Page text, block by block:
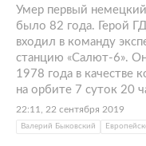
Умер первый
было 82 года. Герой
входил в команду
станцию «Салют-6». Он
1978 года в качестве
на орбите 7 суток 20
22:11, 22 сентября 2019
Валерий Быковский